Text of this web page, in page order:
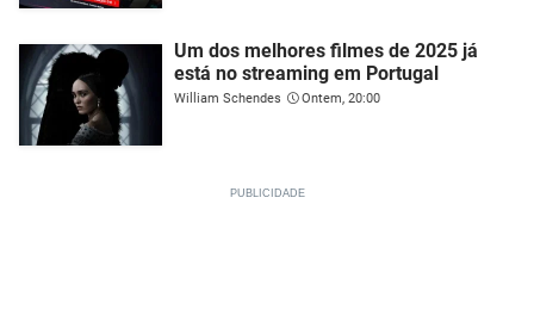
Um dos melhores filmes de 2025 já
está no streaming em Portugal
William Schendes Ontem, 20:00